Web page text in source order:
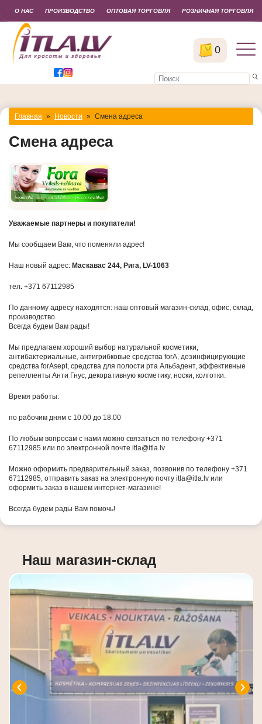
0
О НАС ПРОИЗВОДСТВО ОПТОВАЯ ТОРГОВЛЯ РОЗНИЧНАЯ ТОРГОВЛЯ
Главная » Новости » Смена адреса
Смена адреса
Уважаемые партнеры и покупатели!
Мы сообщаем Вам, что поменяли адрес!
Наш новый адрес: Маскавас 244, Рига, LV-1063
тел. +371 67112985
По данному адресу находятся: наш оптовый магазин-склад, офис, склад,
производство.
Всегда будем Вам рады!
Мы предлагаем хороший выбор натуральной косметики,
антибактериальные, антигрибковые средства forA, дезинфицирующие
средства forAsept, средства для полости рта Альбадент, эффективные
репелленты Анти Гнус, декоративную косметику, носки, колготки.
Время работы:
по рабочим дням с 10.00 до 18.00
По любым вопросам с нами можно связаться по телефону +371
67112985 или по электронной почте itla@itla.lv
Можно оформить предварительный заказ, позвонив по телефону +371
67112985, отправить заказ на электронную почту itla@itla.lv или
оформить заказ в нашем интернет-магазине!
Всегда будем рады Вам помочь!
Наш магазин-склад